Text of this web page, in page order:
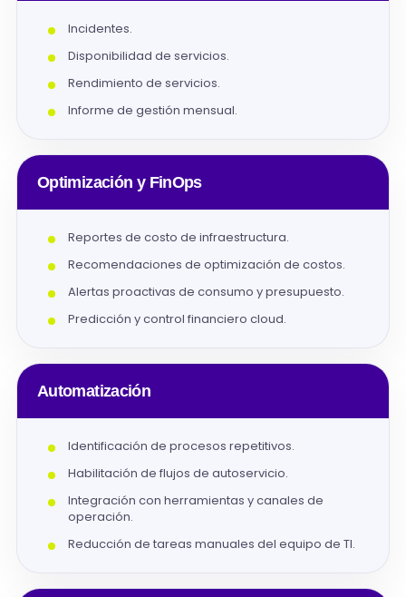
Incidentes.
Disponibilidad de servicios.
Rendimiento de servicios.
Informe de gestión mensual.
Optimización y FinOps
Reportes de costo de infraestructura.
Recomendaciones de optimización de costos.
Alertas proactivas de consumo y presupuesto.
Predicción y control financiero cloud.
Automatización
Identificación de procesos repetitivos.
Habilitación de flujos de autoservicio.
Integración con herramientas y canales de
operación.
Reducción de tareas manuales del equipo de TI.